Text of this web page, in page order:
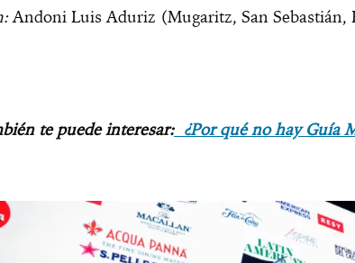
Andoni Luis Aduriz (Mugaritz, San Sebastián,
te puede interesar:¿Por qué no hay Guía